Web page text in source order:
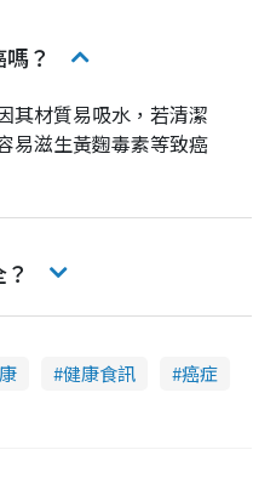
？
其材質易吸水，若清潔
易滋生黃麴毒素等致癌
健康食訊
癌症